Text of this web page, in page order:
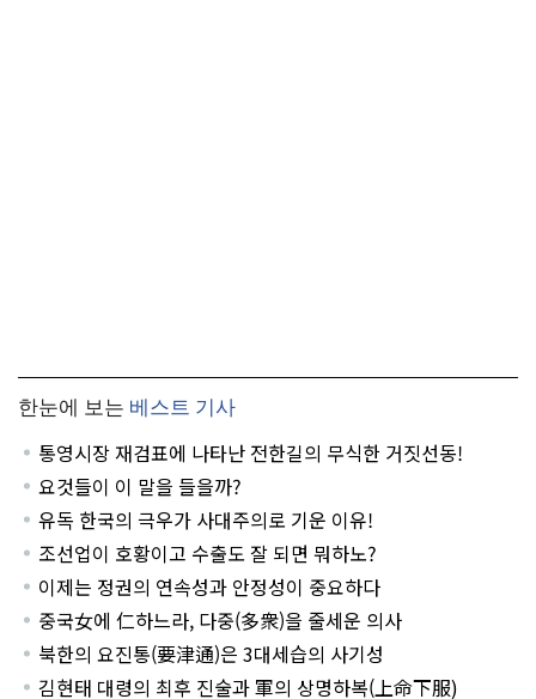
한눈에 보는 베스트 기사
통영시장 재검표에 나타난 전한길의 무식한 거짓선동!
요것들이 이 말을 들을까?
유독 한국의 극우가 사대주의로 기운 이유!
조선업이 호황이고 수출도 잘 되면 뭐하노?
이제는 정권의 연속성과 안정성이 중요하다
중국女에 仁하느라, 다중(多衆)을 줄세운 의사
북한의 요진통(要津通)은 3대세습의 사기성
김현태 대령의 최후 진술과 軍의 상명하복(上命下服)